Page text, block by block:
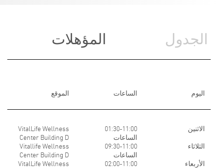
الجدول المؤهلات
اليوم الساعات الموقع
الاثنين
01:30-11:00
الساعات
VitalLife Wellness
Center Building D
الثلاثاء
09:30-11:00
الساعات
Vitallife Wellness
Center Building D
الأربعاء
02:00-11:00
VitalLife Wellness